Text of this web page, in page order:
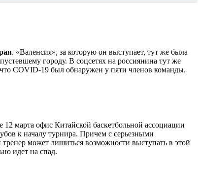
. «Валенсия», за которую он выступает, тут же была
городу. В соцсетях на россиянина тут же
COVID-19 был обнаружен у пяти членов команды.
марта офис Китайской баскетбольной ассоциации
к началу турнира. Причем с серьезными
может лишиться возможности выступать в этой
идет на спад.